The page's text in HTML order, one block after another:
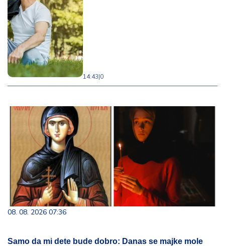
14:43|0
08. 08. 2026 07:36
Samo da mi dete bude dobro: Danas se majke mole